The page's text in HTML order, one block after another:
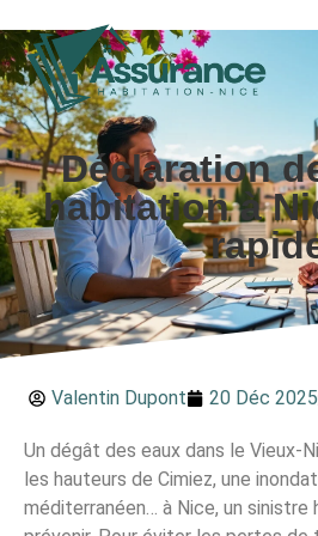
Déclaration
habitation à
Valentin Dupont 20 Déc 2025
Un dégât des eaux dans le Vieux-
les hauteurs de Cimiez, une
méditerranéen… à Nice, un sinistre